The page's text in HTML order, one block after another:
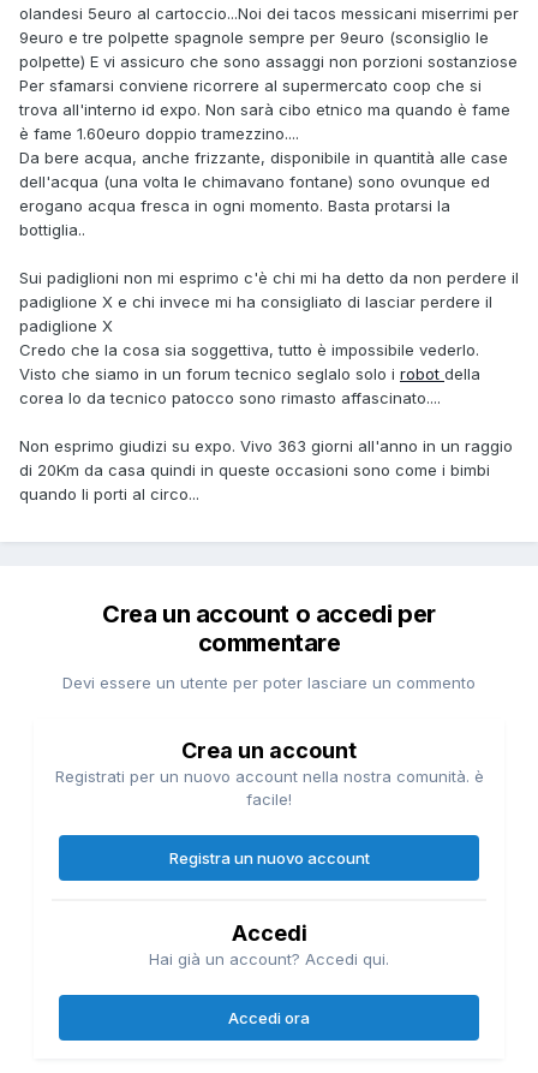
olandesi 5euro al cartoccio...Noi dei tacos messicani miserrimi per
9euro e tre polpette spagnole sempre per 9euro (sconsiglio le
polpette) E vi assicuro che sono assaggi non porzioni sostanziose
Per sfamarsi conviene ricorrere al supermercato coop che si
trova all'interno id expo. Non sarà cibo etnico ma quando è fame
è fame 1.60euro doppio tramezzino....
Da bere acqua, anche frizzante, disponibile in quantità alle case
dell'acqua (una volta le chimavano fontane) sono ovunque ed
erogano acqua fresca in ogni momento. Basta protarsi la
bottiglia..
Sui padiglioni non mi esprimo c'è chi mi ha detto da non perdere il
padiglione X e chi invece mi ha consigliato di lasciar perdere il
padiglione X
Credo che la cosa sia soggettiva, tutto è impossibile vederlo.
Visto che siamo in un forum tecnico seglalo solo i robot della
corea Io da tecnico patocco sono rimasto affascinato....
Non esprimo giudizi su expo. Vivo 363 giorni all'anno in un raggio
di 20Km da casa quindi in queste occasioni sono come i bimbi
quando li porti al circo...
Crea un account o accedi per
commentare
Devi essere un utente per poter lasciare un commento
Crea un account
Registrati per un nuovo account nella nostra comunità. è
facile!
Registra un nuovo account
Accedi
Hai già un account? Accedi qui.
Accedi ora